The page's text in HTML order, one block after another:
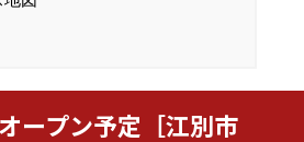
ープン予定［江別市